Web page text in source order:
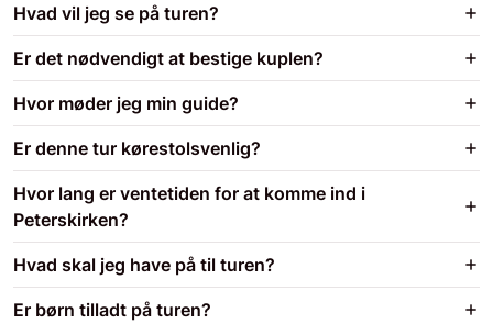
Hvad vil jeg se på turen?
Er det nødvendigt at bestige kuplen?
Hvor møder jeg min guide?
Er denne tur kørestolsvenlig?
Hvor lang er ventetiden for at komme ind i
Peterskirken?
Hvad skal jeg have på til turen?
Er børn tilladt på turen?